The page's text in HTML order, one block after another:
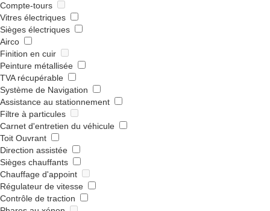
Compte-tours
Vitres électriques
Sièges électriques
Airco
Finition en cuir
Peinture métallisée
TVA récupérable
Système de Navigation
Assistance au stationnement
Filtre à particules
Carnet d'entretien du véhicule
Toit Ouvrant
Direction assistée
Sièges chauffants
Chauffage d'appoint
Régulateur de vitesse
Contrôle de traction